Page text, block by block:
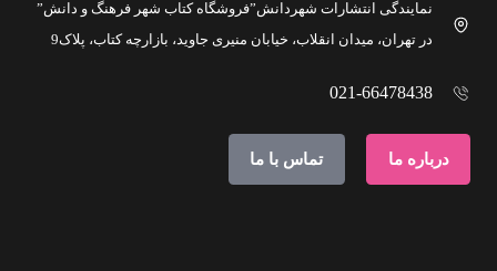
نمایندگی انتشارات شهردانش”فروشگاه کتاب شهر فرهنگ و دانش”
در تهران، میدان انقلاب، خیابان منیری جاوید، بازارچه کتاب، پلاک9
021-66478438
درباره ما تماس با ما